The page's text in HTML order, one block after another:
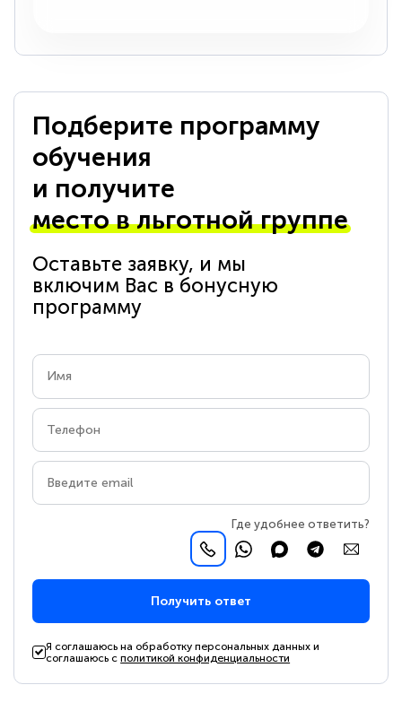
Подберите программу
обучения
и получите
место в льготной группе
Оставьте заявку, и мы
включим Вас в бонусную
программу
Где удобнее ответить?
Получить ответ
Я соглашаюсь на обработку персональных данных и
соглашаюсь сполитикой конфиденциальности